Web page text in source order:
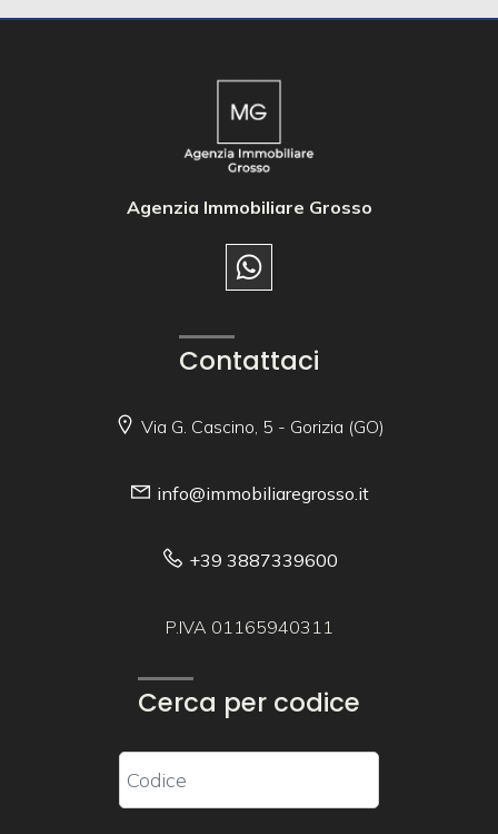
Agenzia Immobiliare Grosso
Contattaci
Via G. Cascino, 5 - Gorizia (GO)
info@immobiliaregrosso.it
+39 3887339600
P.IVA 01165940311
Cerca per codice